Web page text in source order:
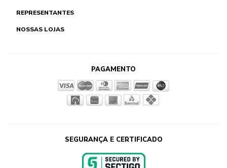
REPRESENTANTES
NOSSAS LOJAS
PAGAMENTO
SEGURANÇA E CERTIFICADO